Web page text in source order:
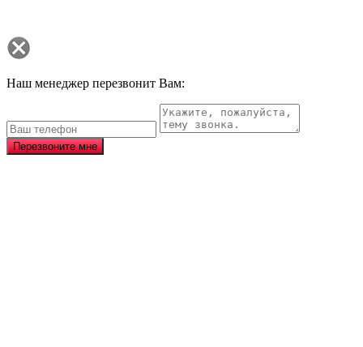
Наш менеджер перезвонит Вам:
Перезвоните мне